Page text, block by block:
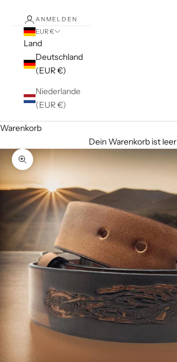
ANMELDEN
EUR €
Land
Deutschland
(EUR €)
Niederlande
(EUR €)
Warenkorb
Dein Warenkorb ist leer
Bild vergrößern